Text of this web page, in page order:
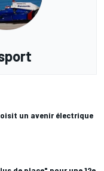
un avenir électrique